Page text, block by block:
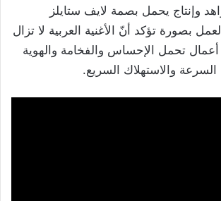
وإنتاج يحمل بصمة لايف ستايلز
بصورة تؤكد أنّ الأغنية العربية لا تزال
تحمل الإحساس والفخامة والهوية
والاستهلاك السريع.